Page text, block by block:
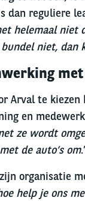
dan reguliere
helemaal
niet, dan
Arval te
en
ze wordt
de auto’s om
organisatie
help je ons